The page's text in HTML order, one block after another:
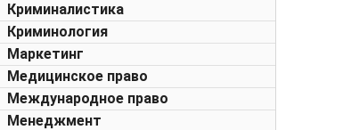
Криминалистика
Криминология
Маркетинг
Медицинское право
Международное право
Менеджмент